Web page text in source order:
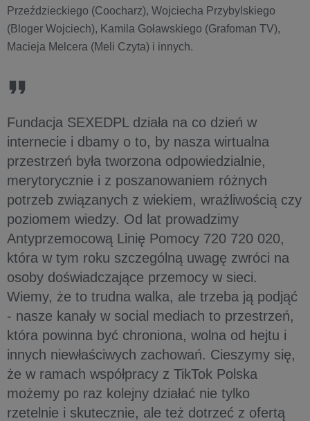
Przeździeckiego (Coocharz), Wojciecha Przybylskiego
(Bloger Wojciech), Kamila Goławskiego (Grafoman TV),
Macieja Melcera (Meli Czyta) i innych.
Fundacja SEXEDPL działa na co dzień w
internecie i dbamy o to, by nasza wirtualna
przestrzeń była tworzona odpowiedzialnie,
merytorycznie i z poszanowaniem różnych
potrzeb związanych z wiekiem, wrażliwością czy
poziomem wiedzy. Od lat prowadzimy
Antyprzemocową Linię Pomocy 720 720 020,
która w tym roku szczególną uwagę zwróci na
osoby doświadczające przemocy w sieci.
Wiemy, że to trudna walka, ale trzeba ją podjąć
- nasze kanały w social mediach to przestrzeń,
która powinna być chroniona, wolna od hejtu i
innych niewłaściwych zachowań. Cieszymy się,
że w ramach współpracy z TikTok Polska
możemy po raz kolejny działać nie tylko
rzetelnie i skutecznie, ale też dotrzeć z ofertą